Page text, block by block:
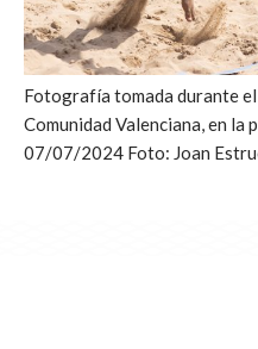
Fotografía tomada durante
Comunidad Valenciana, en la
07/07/2024 Foto: Joan